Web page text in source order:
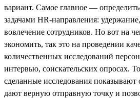
вариант. Самое главное —
задачами HR-направления:
вовлечение сотрудников. Но вот на
экономить, так это на проведении
количественных исследований
интервью, соискательских опросах.
сделанные исследования
дают верную отправную точку и